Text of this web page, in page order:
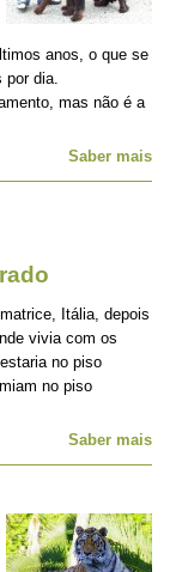
anos, o que se
por dia.
mas não é a
Saber mais
Itália, depois
vivia com os
no piso
no piso
Saber mais